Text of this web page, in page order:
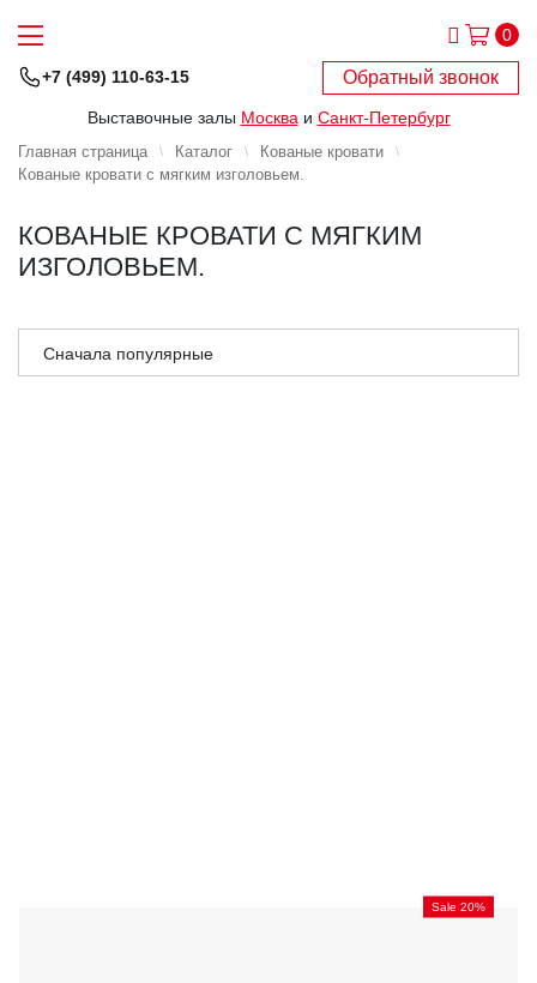
0
+7 (499) 110-63-15 Обратный звонок
Выставочные залы Москва и Санкт-Петербург
Главная страница Каталог
Кованые кровати
Кованые кровати с мягким изголовьем.
КОВАНЫЕ КРОВАТИ С МЯГКИМ
ИЗГОЛОВЬЕМ.
Сначала популярные
Sale 20%